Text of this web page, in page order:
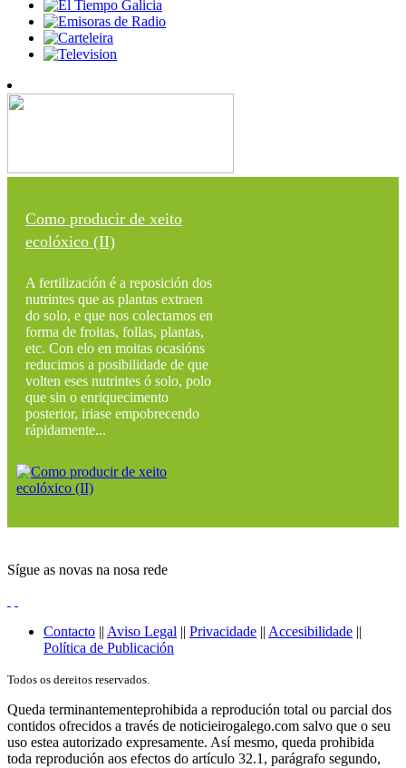
Como producir de xeito
ecolóxico (II)
A fertilización é a reposición dos
nutrintes que as plantas extraen
do solo, e que nos colectamos en
forma de froitas, follas, plantas,
etc. Con elo en moitas ocasións
reducimos a posibilidade de que
volten eses nutrintes ó solo, polo
que sin o enriquecimento
posterior, iriase empobrecendo
rápidamente...
Sígue as novas na nosa rede
Contacto || Aviso Legal || Privacidade || Accesibilidade ||
Política de Publicación
Todos os dereitos reservados.
Queda terminantementeprohibida a reprodución total ou parcial dos
contidos ofrecidos a través de noticieirogalego.com salvo que o seu
uso estea autorizado expresamente. Así mesmo, queda prohibida
toda reprodución aos efectos do artículo 32.1, parágrafo segundo,